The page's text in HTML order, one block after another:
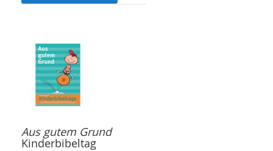
Aus gutem Grund
Kinderbibeltag